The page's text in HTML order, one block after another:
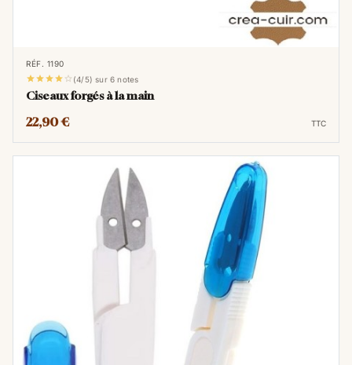
pendant de longues périodes sans fatigue
excessive. Ils sont souvent conçus avec
des poignées ergonomiques pour une
L'enfile aiguille
L'enfile aiguille se révèle particulièrement
utile dans le travail du cuir, surtout lorsqu'on
utilise des fils épais et des aiguilles à chas
plus petit. Voici ses principales utilités :
Faciliter l'enfilage des aiguilles :
évidemment sa fonction première et la
plus appréciée. En cuir, les fils sont
souvent plus épais et moins souples que
les fils de couture classiques, et les
aiguilles peuvent avoir des chas
relativement petits. L'enfile-aiguille, avec
RÉF. 1190
  (4/5) sur 6 notes
Ciseaux forgés à la main
22,90 € TTC